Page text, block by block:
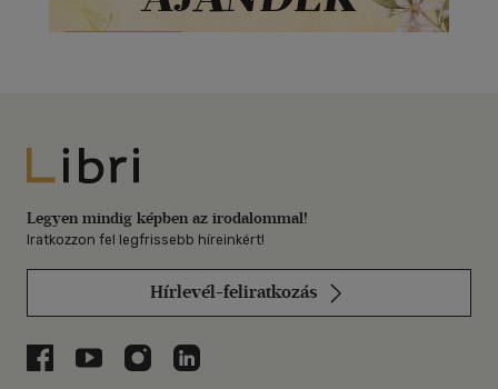
Libri
Legyen mindig képben az irodalommal!
Iratkozzon fel legfrissebb híreinkért!
Hírlevél-feliratkozás
Libri a Facebookon
Libri a Youtube-on
Libri az Instagramon
Libri a LinkedInen